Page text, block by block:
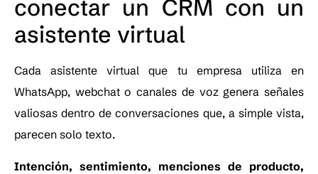
conectar un CRM con un
asistente virtual
Cada asistente virtual que tu empresa utiliza en
WhatsApp, webchat o canales de voz genera señales
valiosas dentro de conversaciones que, a simple vista,
parecen solo texto.
Intención, sentimiento, menciones de producto,